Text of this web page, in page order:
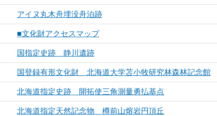
アイヌ丸木舟埋没舟泊跡
■文化財アクセスマップ
国指定史跡 静川遺跡
国登録有形文化財 北海道大学苫小牧研究林森林記念館
北海道指定史跡 開拓使三角測量勇払基点
北海道指定天然記念物 樽前山熔岩円頂丘